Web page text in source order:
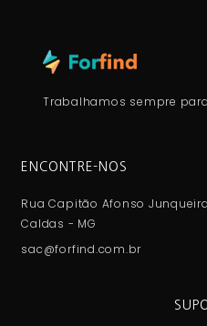
Trabalhamos sempre
ENCONTRE-NOS
Rua Capitão Afonso
Caldas - MG
sac@forfind.com.br